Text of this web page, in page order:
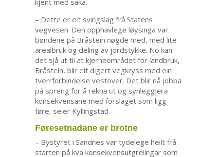
– Dette er eit svingslag frå Statens
vegvesen. Den opphavlege løysinga var
bøndene på Bråstein nøgde med, med lite
arealbruk og deling av jordstykke. No kan
det sjå ut til at kjerneområdet for landbruk,
Bråstein, blir eit digert vegkryss med ein
tverrforbindelse vestover. Det blir nå jobba
på spreng for å rekna ut og synleggjera
konsekvensane med forslaget som ligg
føre, seier Kyllingstad.
Føresetnadane er brotne
– Bystyret i Sandnes var tydelege heilt frå
starten på kva konsekvensutgreiingar som